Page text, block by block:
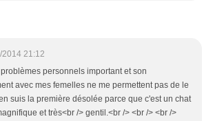
2014 21:12
personnels important et son
avec mes femelles ne me permettent pas de le
suis la première désolée parce que c'est un chat
et très<br /> gentil.<br /> <br /> <br />